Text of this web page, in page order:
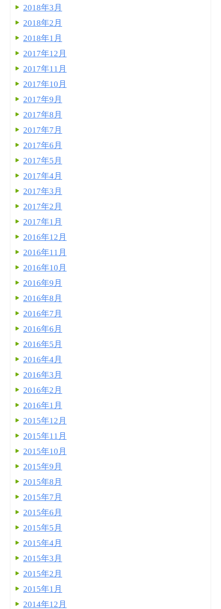
2018年3月
2018年2月
2018年1月
2017年12月
2017年11月
2017年10月
2017年9月
2017年8月
2017年7月
2017年6月
2017年5月
2017年4月
2017年3月
2017年2月
2017年1月
2016年12月
2016年11月
2016年10月
2016年9月
2016年8月
2016年7月
2016年6月
2016年5月
2016年4月
2016年3月
2016年2月
2016年1月
2015年12月
2015年11月
2015年10月
2015年9月
2015年8月
2015年7月
2015年6月
2015年5月
2015年4月
2015年3月
2015年2月
2015年1月
2014年12月